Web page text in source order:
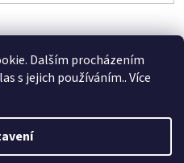
Dalším procházením
s jejich používáním.. Více
/0 KČ
Shoptet